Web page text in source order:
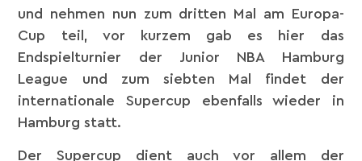
und nehmen nun zum dritten Mal am Europa-
Cup teil, vor kurzem gab es hier das
Endspielturnier der Junior NBA Hamburg
League und zum siebten Mal findet der
internationale Supercup ebenfalls wieder in
Hamburg statt.
Der Supercup dient auch vor allem der